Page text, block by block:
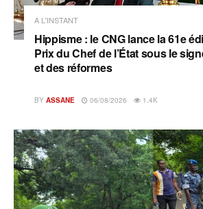
A L'INSTANT
Hippisme : le CNG lance la 61e
Prix du Chef de l’État sous le
et des réformes
BY ASSANE 06/08/2026 1.4K